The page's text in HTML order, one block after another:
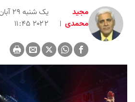
مجید
محمدی
۲۰۲۲ ۱۱:۴۵